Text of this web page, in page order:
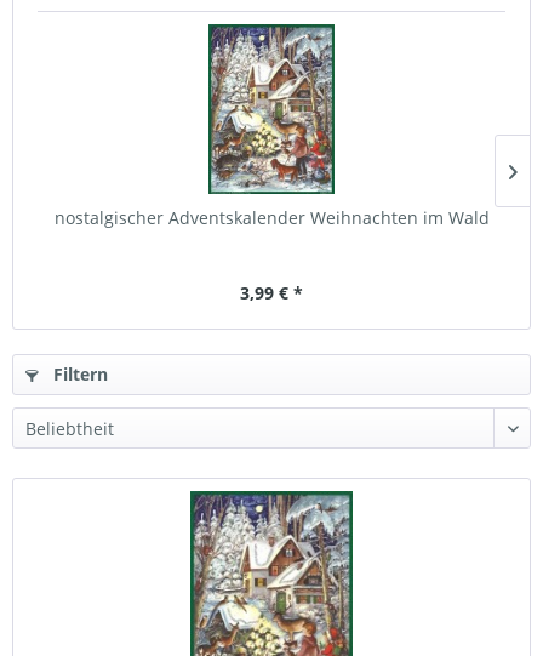
nostalgischer Adventskalender Weihnachten im Wald
3,99 € *
Filtern